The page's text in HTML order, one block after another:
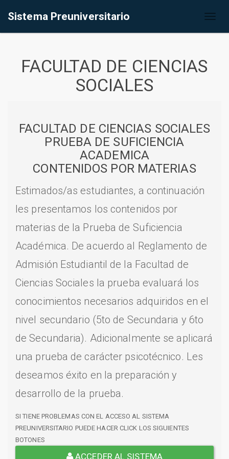
Sistema Preuniversitario
FACULTAD DE CIENCIAS
SOCIALES
FACULTAD DE CIENCIAS SOCIALES
PRUEBA DE SUFICIENCIA
ACADEMICA
CONTENIDOS POR MATERIAS
Estimados/as estudiantes, a continuación
les presentamos los contenidos por
materias de la Prueba de Suficiencia
Académica. De acuerdo al Reglamento de
Admisión Estudiantil de la Facultad de
Ciencias Sociales la prueba evaluará los
conocimientos necesarios adquiridos en el
nivel secundario (5to de Secundaria y 6to
de Secundaria). Adicionalmente se aplicará
una prueba de carácter psicotécnico. Les
deseamos éxito en la preparación y
desarrollo de la prueba.
SI TIENE PROBLEMAS CON EL ACCESO AL SISTEMA
PREUNIVERSITARIO PUEDE HACER CLICK LOS SIGUIENTES
BOTONES
ACCEDER AL SISTEMA